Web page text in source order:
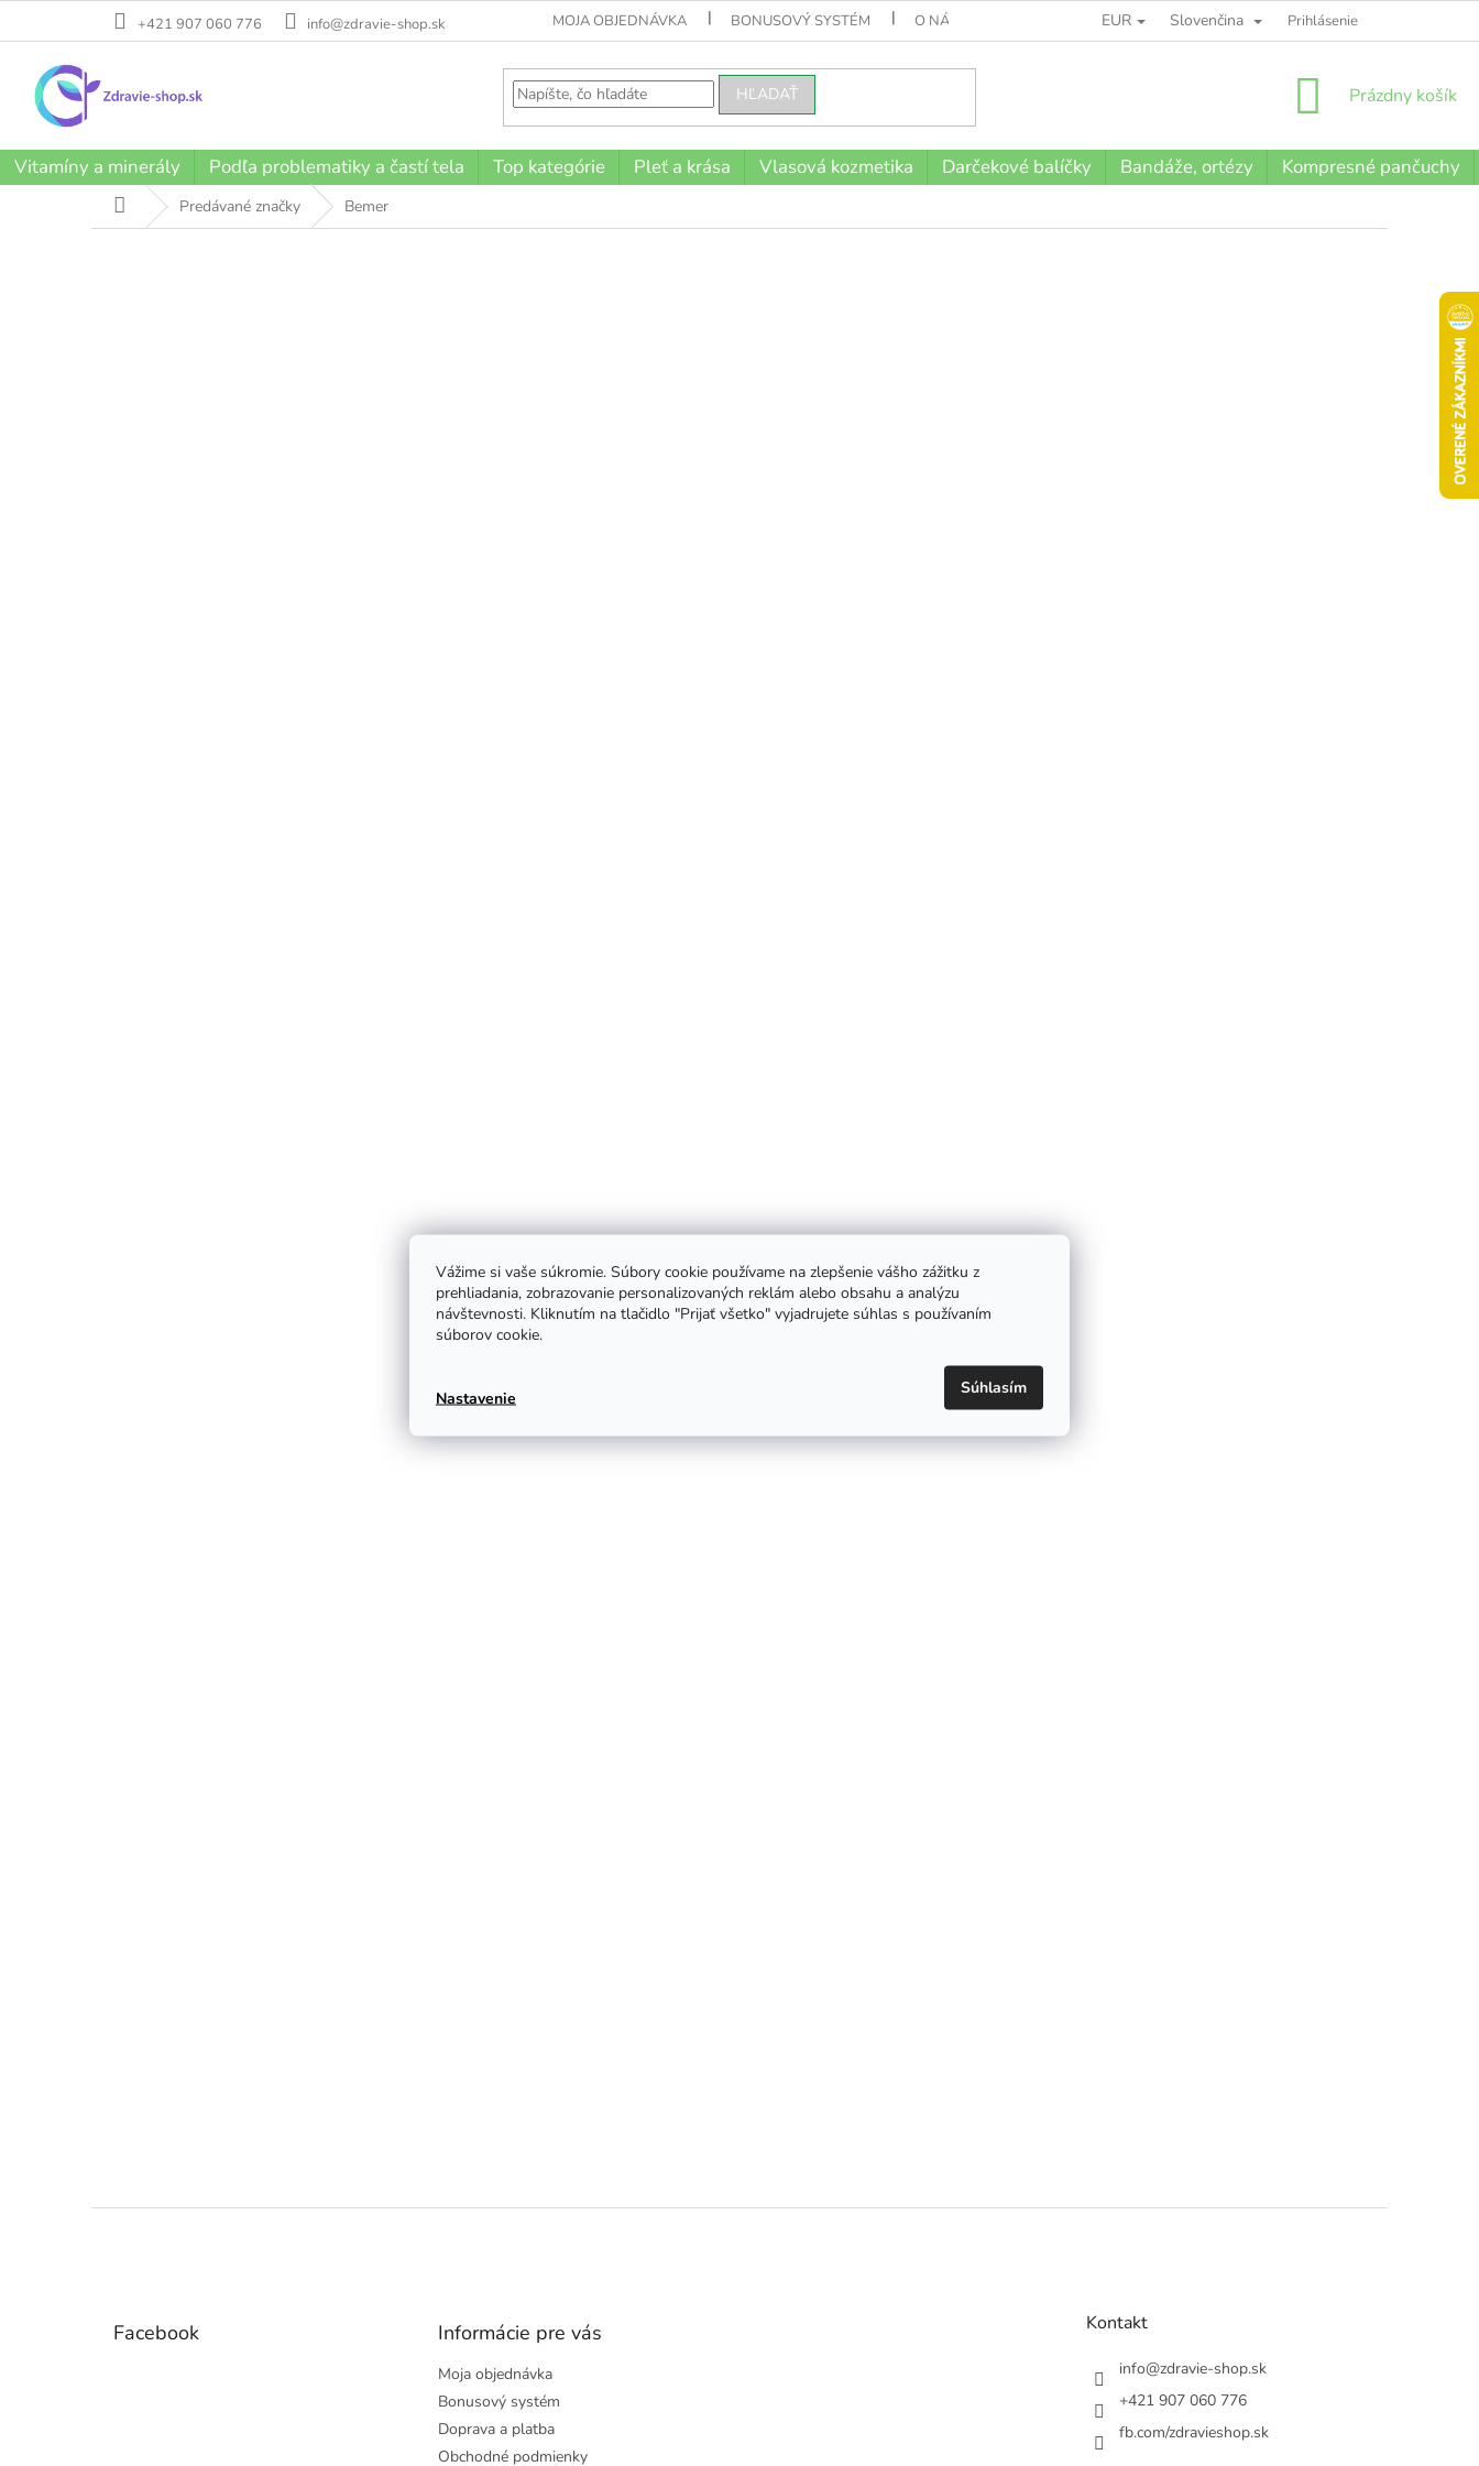
Vážime si vaše súkromie. Súbory cookie používame na zlepšenie vášho zážitku z
prehliadania, zobrazovanie personalizovaných reklám alebo obsahu a analýzu
návštevnosti. Kliknutím na tlačidlo "Prijať všetko" vyjadrujete súhlas s používaním
súborov cookie.
Nastavenie
Súhlasím
+421 907 060 776 info@zdravie-shop.sk MOJA OBJEDNÁVKA BONUSOVÝ SYSTÉM O NÁS EUR Slovenčina Prihlásenie
HĽADAŤ
NÁKUPNÝ
Prázdny košík
Vitamíny a minerály Podľa problematiky a častí tela Top kategórie Pleť a krása Vlasová kozmetika Darčekové balíčky Bandáže, ortézy Kompresné pančuchy
DomovPredávané značky Bemer
Kontakt
info@zdravie-shop.sk
+421 907 060 776
fb.com/zdravieshop.sk
Informácie pre vás
Moja objednávka
Bonusový systém
Doprava a platba
Obchodné podmienky
Facebook